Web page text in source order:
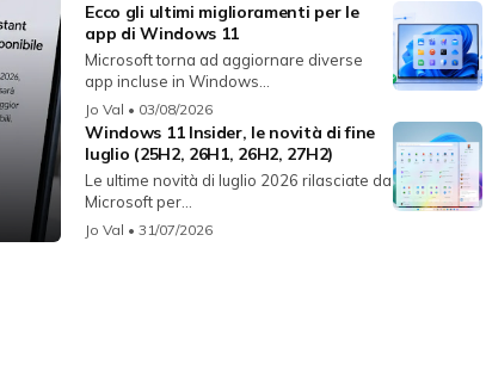
Ecco gli ultimi miglioramenti per le
app di Windows 11
Microsoft torna ad aggiornare diverse
app incluse in Windows...
Jo Val • 03/08/2026
Windows 11 Insider, le novità di fine
luglio (25H2, 26H1, 26H2, 27H2)
Le ultime novità di luglio 2026 rilasciate da
Microsoft per...
Jo Val • 31/07/2026